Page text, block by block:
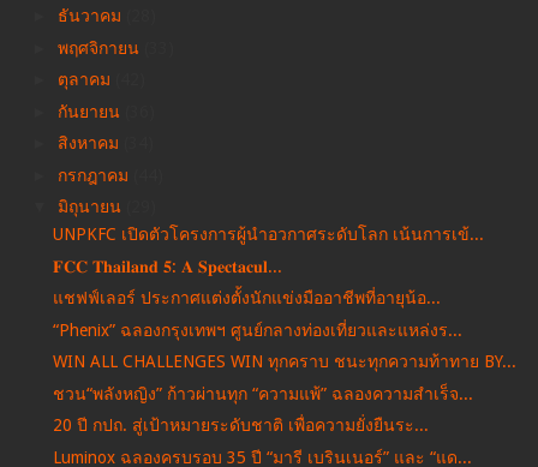
ธันวาคม
พฤศจิกายน
ตุลาคม
กันยายน
สิงหาคม
กรกฎาคม
มิถุนายน
UNPKFC เปิดตัวโครงการผู้นำอวกาศระดับโลก เน้นการเข้...
𝐅𝐂𝐂 𝐓𝐡𝐚𝐢𝐥𝐚𝐧𝐝 𝟓: 𝐀 𝐒𝐩𝐞𝐜𝐭𝐚𝐜𝐮𝐥...
แชฟฟ์เลอร์ ประกาศแต่งตั้งนักแข่งมืออาชีพที่อายุน้อ...
“Phenix” ฉลองกรุงเทพฯ ศูนย์กลางท่องเที่ยวและแหล่งร...
WIN ALL CHALLENGES WIN ทุกคราบ ชนะทุกความท้าทาย BY...
ชวน“พลังหญิง” ก้าวผ่านทุก “ความแพ้” ฉลองความสำเร็จ...
20 ปี กปถ. สู่เป้าหมายระดับชาติ เพื่อความยั่งยืนระ...
Luminox ฉลองครบรอบ 35 ปี “มารี เบรินเนอร์” และ “แด...